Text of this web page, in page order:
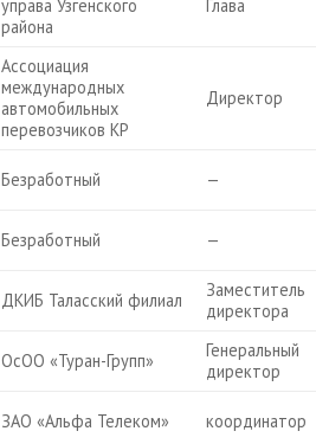
управа Узгенского
района
Глава
Ассоциация
международных
автомобильных
перевозчиков КР
Директор
Безработный —
Безработный —
ДКИБ Таласский филиал
Заместитель
директора
ОсОО «Туран-Групп»
Генеральный
директор
ЗАО «Альфа Телеком» координатор